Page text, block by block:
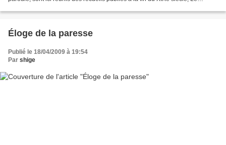
Éloge de la paresse
Publié le 18/04/2009 à 19:54
Par shige